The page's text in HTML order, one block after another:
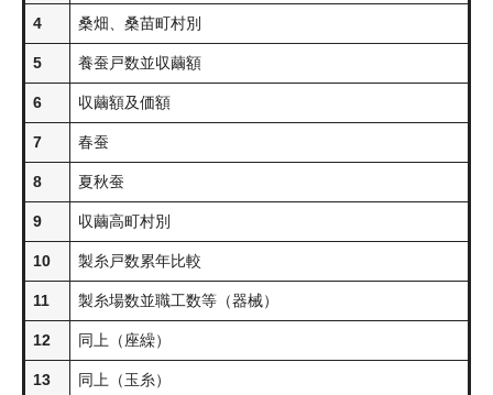
4 桑畑、桑苗町村別
5 養蚕戸数並収繭額
6 収繭額及価額
7 春蚕
8 夏秋蚕
9 収繭高町村別
10 製糸戸数累年比較
11 製糸場数並職工数等（器械）
12 同上（座繰）
13 同上（玉糸）